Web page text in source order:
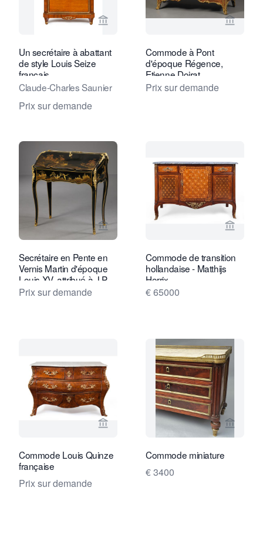
Voir la page vendeur de Daatselaar
Un secrétaire à abattant
de style Louis Seize
français
Claude-Charles Saunier
Prix sur demande
Voir la
Commode à Pont
d'époque Régence,
Etienne Doirat
Prix sur demande
Voir la page vendeur de Kollenburg
Secrétaire en Pente en
Vernis Martin d'époque
Louis XV, attribué à J.P.
Latz
Prix sur demande
Voir la
Commode de transition
hollandaise - Matthijs
Horrix
€ 65000
Voir la page vendeur de Daatselaar
Commode Louis Quinze
française
Prix sur demande
Voir la
Commode miniature
€ 3400